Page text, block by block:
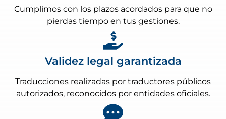
Cumplimos con los plazos acordados para que no
pierdas tiempo en tus gestiones.
Validez legal garantizada
Traducciones realizadas por traductores públicos
autorizados, reconocidos por entidades oficiales.